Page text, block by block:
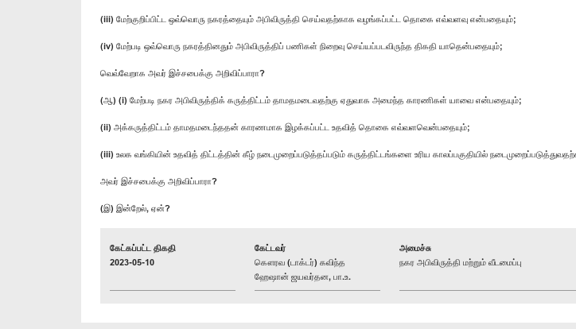
(iii) மேற்குறிப்பிட்ட ஒவ்வொரு நகரத்தையும் அபிவிருத்தி செய்வதற்காக வழங்கப்பட்ட தொகை எவ்வளவு என்பதையும்;
(iv) மேற்படி ஒவ்வொரு நகரத்தினதும் அபிவிருத்திப் பணிகள் நிறைவு செய்யப்படவிருந்த திகதி யாதென்பதையும்;
வெவ்வேறாக அவர் இச்சபைக்கு அறிவிப்பாரா?
(ஆ) (i) மேற்படி நகர அபிவிருத்திக் கருத்திட்டம் தாமதமடைவதற்கு ஏதுவாக அமைந்த காரணிகள் யாவை என்பதையும்;
(ii) அக்கருத்திட்டம் தாமதமடைந்ததன் காரணமாக இழக்கப்பட்ட உதவித் தொகை எவ்வளவென்பதையும்;
(iii) உலக வங்கியின் உதவித் திட்டத்தின் கீழ் நடைமுறைப்படுத்தப்படும் கருத்திட்டங்களை உரிய காலப்பகுதியில்
அவர் இச்சபைக்கு அறிவிப்பாரா?
(இ) இன்றேல், ஏன்?
கேட்கப்பட்ட திகதி
2023-05-10
கேட்டவர்
கௌரவ (டாக்டர்) கவிந்த
ஹேஷான் ஜயவர்தன, பா.உ.
அமைச்சு
நகர அபிவிருத்தி மற்றும் வீடமைப்பு